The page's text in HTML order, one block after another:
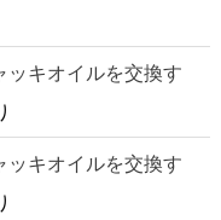
ッキオイルを交換す
ッキオイルを交換す